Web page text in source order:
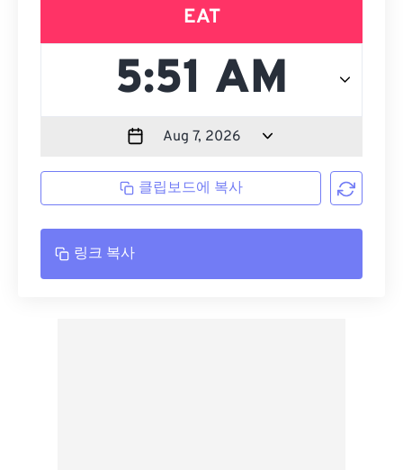
EAT
클립보드에 복사
링크 복사